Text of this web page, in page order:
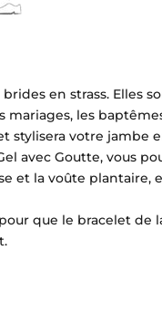
en strass. Elles
mariages, les
stylisera votre jambe
avec Goutte, vous
et la voûte plantaire,
que le bracelet